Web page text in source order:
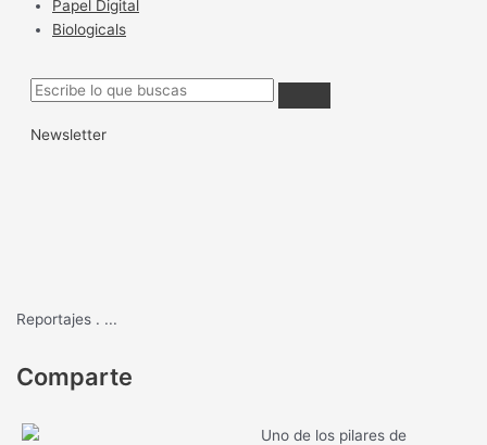
Papel Digital
Biologicals
Newsletter
Reportajes . ...
Comparte
Uno de los pilares de